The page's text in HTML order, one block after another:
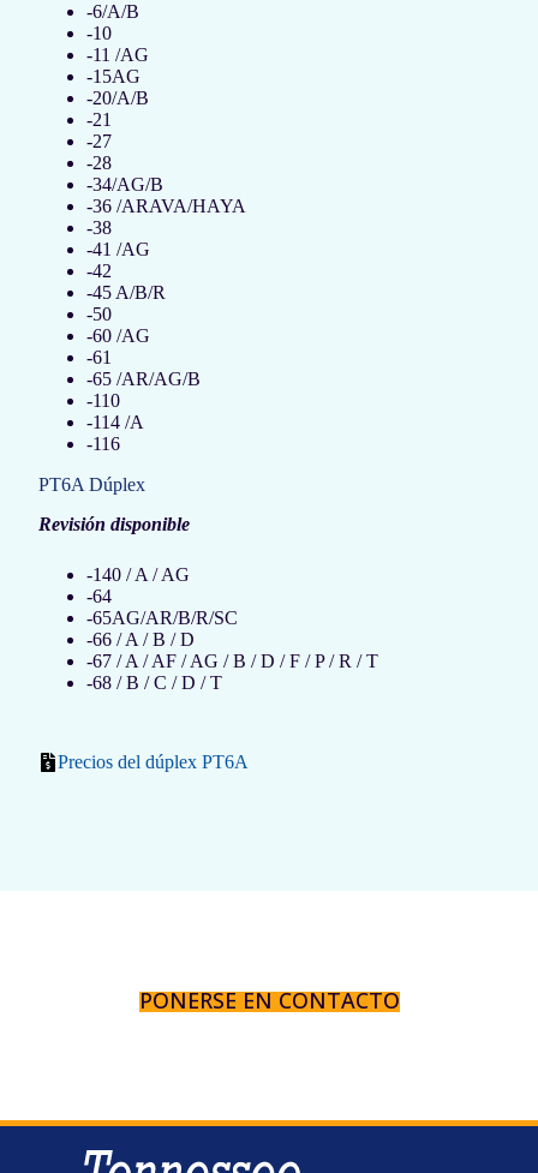
-6/A/B
-10
-11 /AG
-15AG
-20/A/B
-21
-27
-28
-34/AG/B
-36 /ARAVA/HAYA
-38
-41 /AG
-42
-45 A/B/R
-50
-60 /AG
-61
-65 /AR/AG/B
-110
-114 /A
-116
PT6A Dúplex
Revisión disponible
-140 / A / AG
-64
-65AG/AR/B/R/SC
-66 / A / B / D
-67 / A / AF / AG / B / D / F / P / R / T
-68 / B / C / D / T
Precios del dúplex PT6A
PONERSE EN CONTACTO